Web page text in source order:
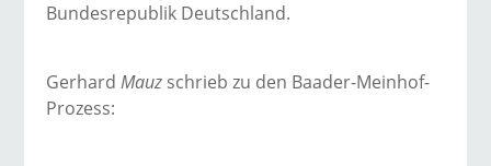
Bundesrepublik Deutschland.
GerhardMauz schrieb zu den Baader-Meinhof-
Prozess: